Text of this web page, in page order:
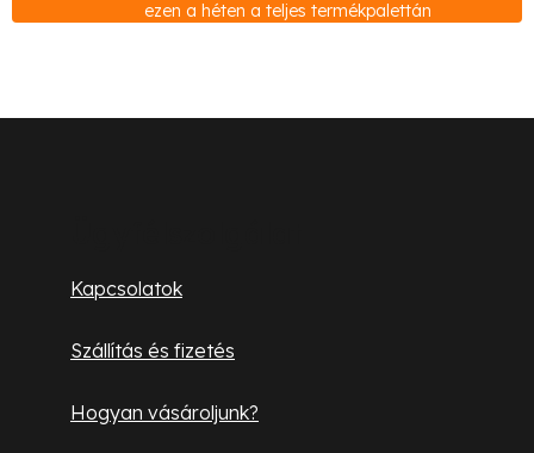
e
m
ezen a héten a teljes termékpalettán
Kapcsolatok
Szállítás és fizetés
Hogyan vásároljunk?